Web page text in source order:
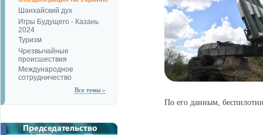
Шанхайский дух
Игры Будущего - Казань
2024
Туризм
Чрезвычайные
происшествия
Международное
сотрудничество
Все темы »
По его данным,